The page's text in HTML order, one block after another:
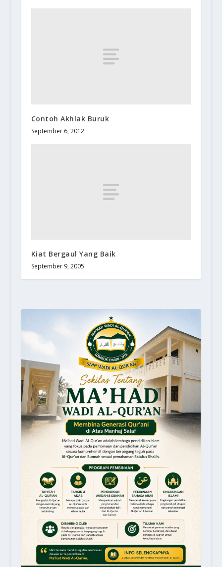
Contoh Akhlak Buruk
September 6, 2012
Kiat Bergaul Yang Baik
September 9, 2005